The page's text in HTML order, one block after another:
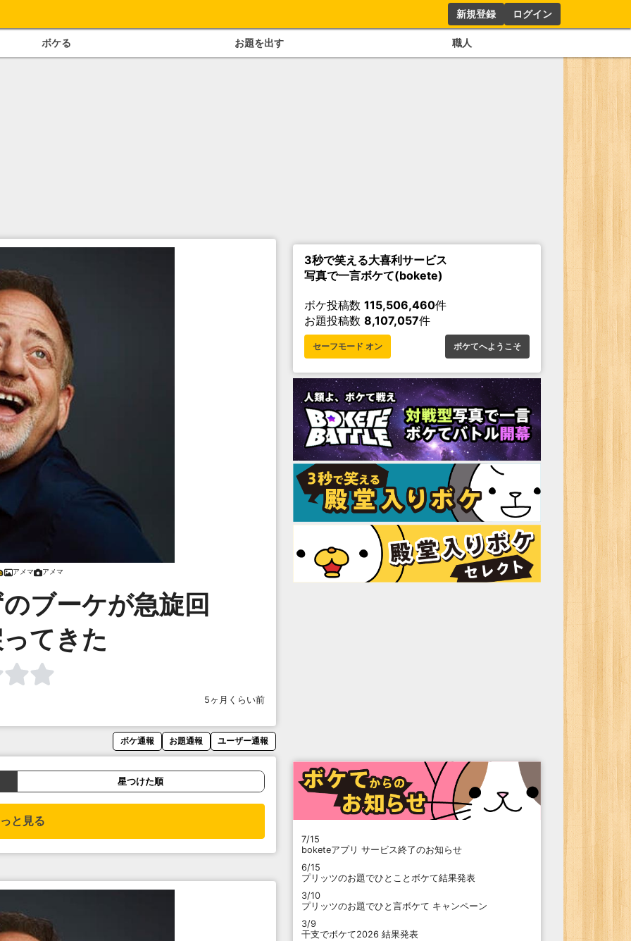
新規登録 ログイン
ボケる お題を出す 職人
アメマ アメマ
ブーケが急旋回
てきた
5ヶ月くらい前
ボケ通報 お題通報 ユーザー通報
星つけた順
と見る
3秒で笑える大喜利サービス
写真で一言ボケて(bokete)
ボケ投稿数 115,506,460件
お題投稿数 8,107,057件
セーフモード オン ボケてへようこそ
7/15
boketeアプリ サービス終了のお知らせ
6/15
プリッツのお題でひとことボケて結果発表
3/10
プリッツのお題でひと言ボケて キャンペーン
3/9
干支でボケて2026 結果発表